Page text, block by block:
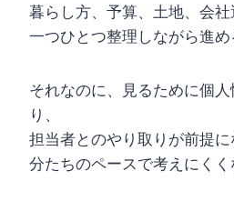
暮らし方、予算、土地、会社
一つひとつ整理しながら進め
それなのに、見るために個
り、
担当者とのやり取りが前提
分たちのペースで考えにくく